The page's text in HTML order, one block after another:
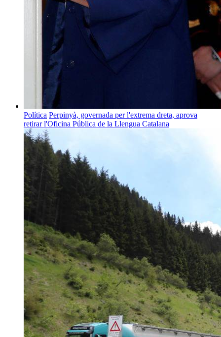
Política Perpinyà, governada per l'extrema dreta, aprova
retirar l'Oficina Pública de la Llengua Catalana